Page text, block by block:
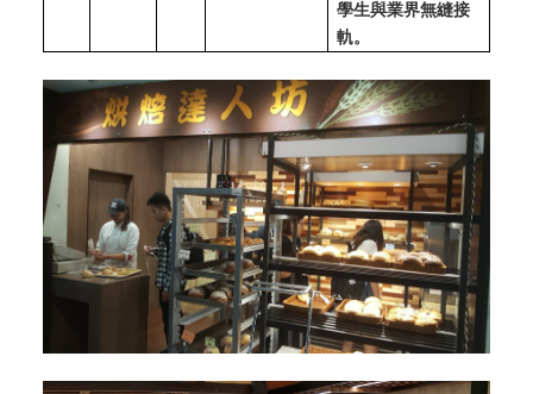
學生與業界無縫接
軌。